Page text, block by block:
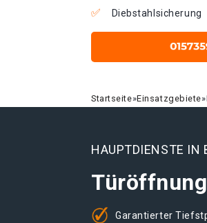
Diebstahlsicherung
Startseite»Einsatzgebiete»
HAUPTDIENSTE IN
Garantierter